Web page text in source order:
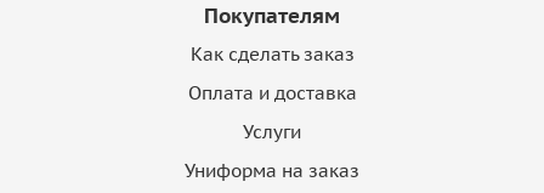
Покупателям
Как сделать заказ
Оплата и доставка
Услуги
Униформа на заказ